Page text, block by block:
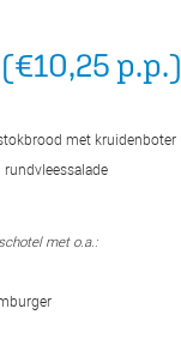
p.p.)
met kruidenboter
rundvleessalade
met o.a.: